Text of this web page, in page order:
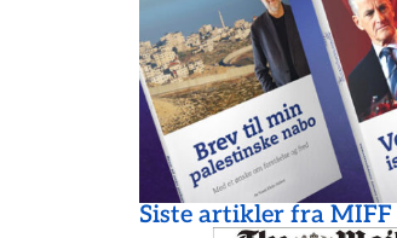
Siste artikler fra MIFF